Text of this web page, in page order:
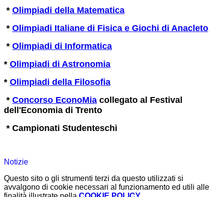
* Olimpiadi della Matematica
* Olimpiadi Italiane di Fisica e Giochi di Anacleto
* Olimpiadi di Informatica
* Olimpiadi di Astronomia
* Olimpiadi della Filosofia
* Concorso EconoMia collegato al Festival
dell'Economia di Trento
* Campionati Studenteschi
Notizie
Questo sito o gli strumenti terzi da questo utilizzati si
avvalgono di cookie necessari al funzionamento ed utili alle